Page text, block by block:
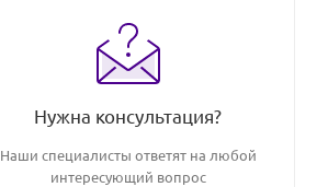
Нужна консультация?
Наши специалисты ответят на любой
интересующий вопрос